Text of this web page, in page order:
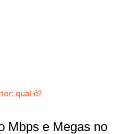
qual é?
Mbps e Megas no